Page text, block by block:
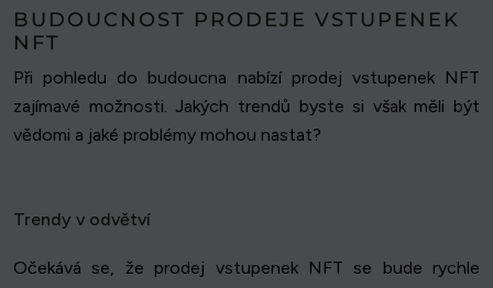
BUDOUCNOST PRODEJE VSTUPENEK
NFT
Při pohledu do budoucna nabízí prodej vstupenek NFT
zajímavé možnosti. Jakých trendů byste si však měli být
vědomi a jaké problémy mohou nastat?
Trendy v odvětví
Očekává se, že prodej vstupenek NFT se bude rychle